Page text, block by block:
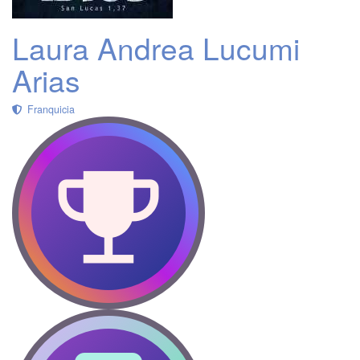
Laura Andrea Lucumi
Arias
Franquicia